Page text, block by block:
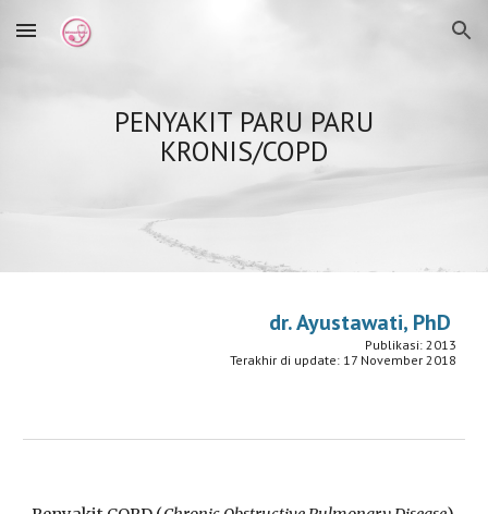
Skip to main content Skip to navigation
PENYAKIT PARU PARU
KRONIS/COPD
dr. Ayustawati, PhD
Publikasi: 2013
Terakhir di update: 17 November 2018